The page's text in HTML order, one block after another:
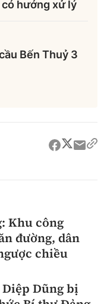
có hướng xử lý
Bến Thuỷ 3
Khu công
đường, dân
chiều
Dũng bị